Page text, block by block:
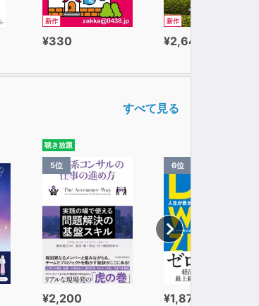
新作
¥330
新作
¥2,640
すべて見る
聴き放題
5位
¥2,200
6位
¥1,870